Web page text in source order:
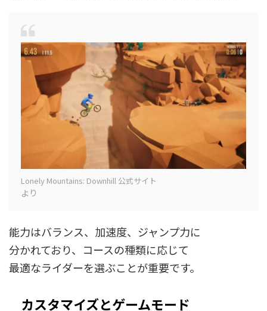
Lonely Mountains: Downhill 公式サイト
より
能力はバランス、加速度、ジャンプ力に
分かれており、コースの種類に応じて
最適なライダーを選ぶことが重要です。
カスタマイズとゲームモード